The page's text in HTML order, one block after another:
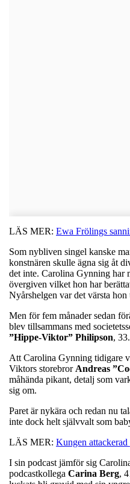
LÄS MER: Ewa Frölings
Som nybliven singel kanske
konstnären skulle ägna sig åt
det inte. Carolina Gynning har
övergiven vilket hon har
Nyårshelgen var det värsta
Men för fem månader sedan
blev tillsammans med
”Hippe-Viktor” Philipson, 33.
Att Carolina Gynning tidigare
Viktors storebror Andreas
måhända pikant, detalj som
sig om.
Paret är nykära och redan nu
inte dock helt självvalt som
LÄS MER: Kungen
I sin podcast jämför sig
podcastkollega Carina Berg,